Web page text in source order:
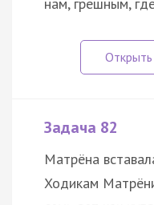
нам, грешным,
Задача 82
Матрёна
Ходикам